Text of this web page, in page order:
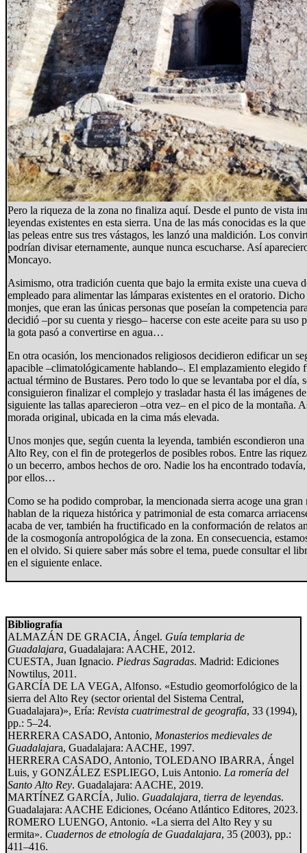
Pero la riqueza de la zona no finaliza aquí. Desde el punto de vista
leyendas existentes en esta sierra. Una de las más conocidas es la
las peleas entre sus tres vástagos, les lanzó una maldición. Los
podrían divisar eternamente, aunque nunca escucharse. Así
Moncayo.
Asimismo, otra tradición cuenta que bajo la ermita existe una cueva
empleado para alimentar las lámparas existentes en el oratorio.
monjes, que eran las únicas personas que poseían la competencia
decidió –por su cuenta y riesgo– hacerse con este aceite para su uso
la gota pasó a convertirse en agua…
En otra ocasión, los mencionados religiosos decidieron edificar un
apacible –climatológicamente hablando–. El emplazamiento elegido
actual término de Bustares. Pero todo lo que se levantaba por el día,
consiguieron finalizar el complejo y trasladar hasta él las imágenes
siguiente las tallas aparecieron –otra vez– en el pico de la montaña.
morada original, ubicada en la cima más elevada.
Unos monjes que, según cuenta la leyenda, también escondieron
Alto Rey, con el fin de protegerlos de posibles robos. Entre las
o un becerro, ambos hechos de oro. Nadie los ha encontrado
por ellos…
Como se ha podido comprobar, la mencionada sierra acoge una
hablan de la riqueza histórica y patrimonial de esta comarca
acaba de ver, también ha fructificado en la conformación de relatos
de la cosmogonía antropológica de la zona. En consecuencia,
en el olvido. Si quiere saber más sobre el tema, puede consultar el
en el siguiente enlace.
Bibliografía
ALMAZÁN DE GRACIA, Ángel. Guía templaria de
Guadalajara, Guadalajara: AACHE, 2012.
CUESTA, Juan Ignacio. Piedras Sagradas. Madrid: Ediciones
Nowtilus, 2011.
GARCÍA DE LA VEGA, Alfonso. «Estudio geomorfológico de la
sierra del Alto Rey (sector oriental del Sistema Central,
Guadalajara)», Ería: Revista cuatrimestral de geografía, 33 (1994),
pp.: 5–24.
HERRERA CASADO, Antonio, Monasterios medievales de
Guadalajara, Guadalajara: AACHE, 1997.
HERRERA CASADO, Antonio, TOLEDANO IBARRA, Ángel
Luis, y GONZÁLEZ ESPLIEGO, Luis Antonio. La romería del
Santo Alto Rey. Guadalajara: AACHE, 2019.
MARTÍNEZ GARCÍA, Julio. Guadalajara, tierra de leyendas.
Guadalajara: AACHE Ediciones, Océano Atlántico Editores, 2023.
ROMERO LUENGO, Antonio. «La sierra del Alto Rey y su
ermita». Cuadernos de etnología de Guadalajara, 35 (2003), pp.:
411–416.